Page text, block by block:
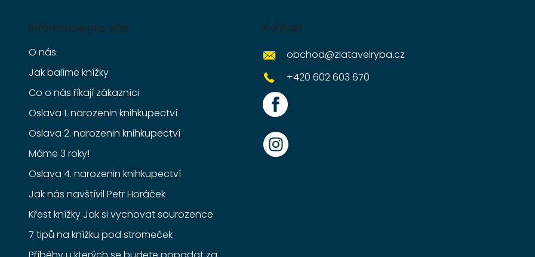
Informace pro vás
O nás
Jak balíme knížky
Co o nás říkají zákazníci
Oslava 1. narozenin knihkupectví
Oslava 2. narozenin knihkupectví
Máme 3 roky!
Oslava 4. narozenin knihkupectví
Jak nás navštívil Petr Horáček
Křest knížky Jak si vychovat sourozence
7 tipů na knížku pod stromeček
Kontakt
obchod@zlatavelryba.cz
+420 602 603 670